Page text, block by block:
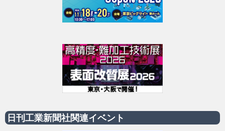
日刊工業新聞社関連イベント